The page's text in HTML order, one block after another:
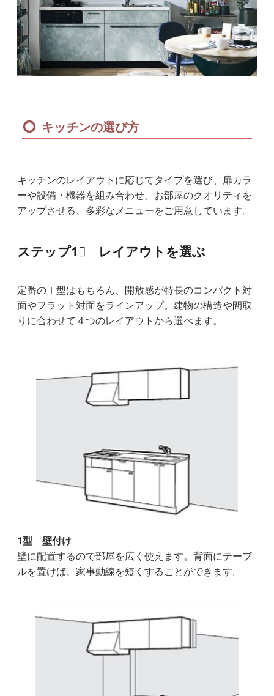
キッチンの選び方
キッチンのレイアウトに応じてタイプを選び、扉カラ
ーや設備・機器を組み合わせ。お部屋のクオリティを
アップさせる、多彩なメニューをご用意しています。
ステップ1⃣ レイアウトを選ぶ
定番のＩ型はもちろん、開放感が特長のコンパクト対
面やフラット対面をラインアップ。建物の構造や間取
りに合わせて４つのレイアウトから選べます。
1型 壁付け
壁に配置するので部屋を広く使えます。背面にテーブ
ルを置けば、家事動線を短くすることができます。